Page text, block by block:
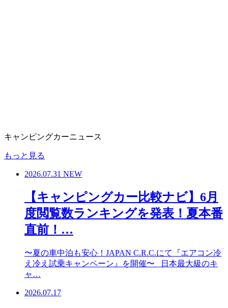
キャンピングカーニュース
もっと見る
2026.07.31 NEW
【キャンピングカー比較ナビ】6月
度閲覧数ランキングを発表！夏本番
直前！…
〜夏の車中泊も安心！JAPAN C.R.C.にて『エアコン冷
え冷え試乗キャンペーン』を開催〜 日本最大級のキ
ャ…
2026.07.17